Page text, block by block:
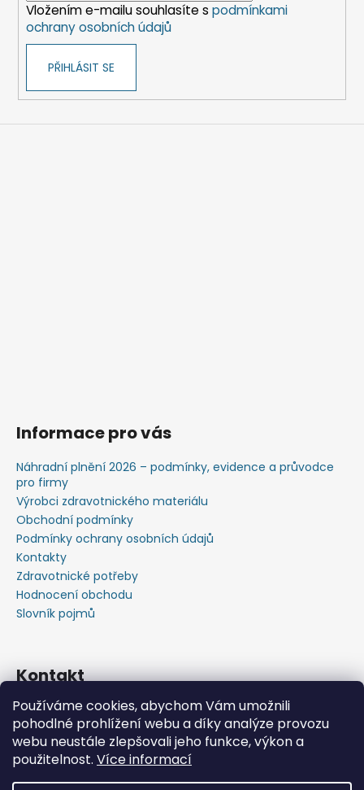
Používáme cookies, abychom Vám umožnili
pohodlné prohlížení webu a díky analýze provozu
webu neustále zlepšovali jeho funkce, výkon a
použitelnost. Více informací
Vložením e-mailu souhlasíte s podmínkami
ochrany osobních údajů
PŘIHLÁSIT SE
Informace pro vás
Náhradní plnění 2026 – podmínky, evidence a průvodce
pro firmy
Výrobci zdravotnického materiálu
Obchodní podmínky
Podmínky ochrany osobních údajů
Kontakty
Zdravotnické potřeby
Hodnocení obchodu
Slovník pojmů
Kontakt
+420603583759 ,+420734720049
https://www.facebook.com/profile.php?id=615793934
37445
https://www.youtube.com/@michalverner7685